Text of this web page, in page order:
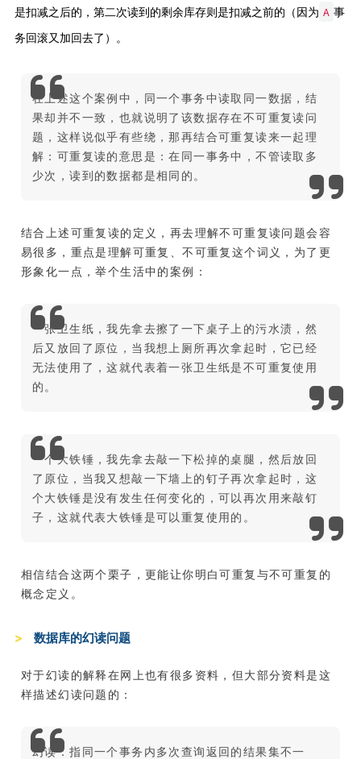
是扣减之后的，第二次读到的剩余库存则是扣减之前的（因为 A 事
务回滚又加回去了）。
在上述这个案例中，同一个事务中读取同一数据，结
果却并不一致，也就说明了该数据存在不可重复读问
题，这样说似乎有些绕，那再结合可重复读来一起理
解：可重复读的意思是：在同一事务中，不管读取多
少次，读到的数据都是相同的。
结合上述可重复读的定义，再去理解不可重复读问题会容
易很多，重点是理解可重复、不可重复这个词义，为了更
形象化一点，举个生活中的案例：
一张卫生纸，我先拿去擦了一下桌子上的污水渍，然
后又放回了原位，当我想上厕所再次拿起时，它已经
无法使用了，这就代表着一张卫生纸是不可重复使用
的。
一个大铁锤，我先拿去敲一下松掉的桌腿，然后放回
了原位，当我又想敲一下墙上的钉子再次拿起时，这
个大铁锤是没有发生任何变化的，可以再次用来敲钉
子，这就代表大铁锤是可以重复使用的。
相信结合这两个栗子，更能让你明白可重复与不可重复的
概念定义。
数据库的幻读问题
对于幻读的解释在网上也有很多资料，但大部分资料是这
样描述幻读问题的：
幻读：指同一个事务内多次查询返回的结果集不一